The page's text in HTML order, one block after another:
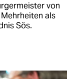
von
als
Sös.